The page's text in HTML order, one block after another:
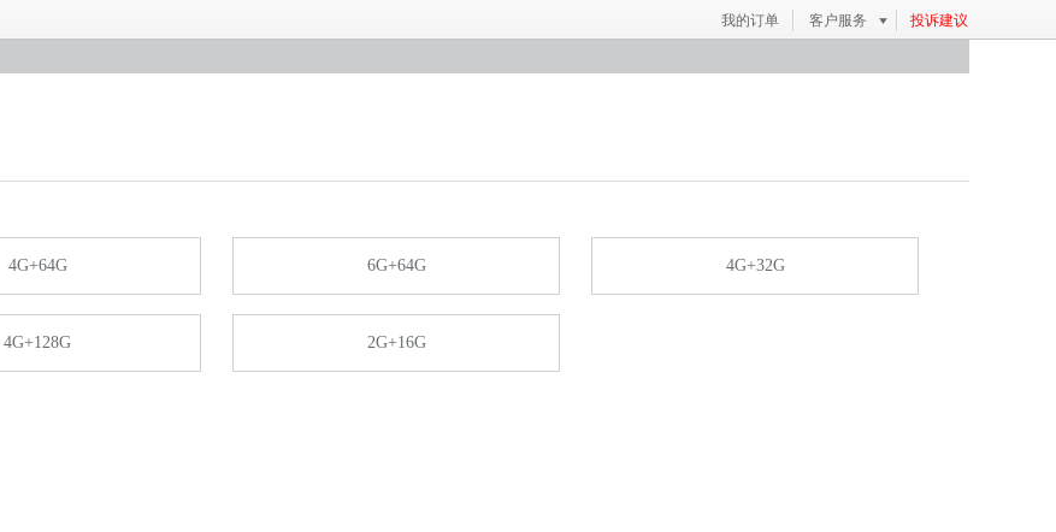
我的订单 客户服务 投诉建议
4G+64G 6G+64G 4G+32G
4G+128G 2G+16G